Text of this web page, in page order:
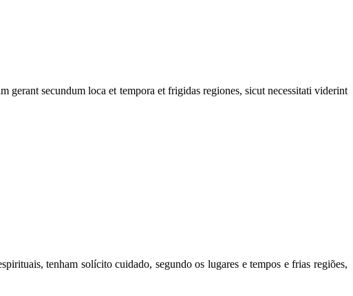
secundum loca et tempora et frigidas regiones, sicut necessitati viderint
tenham solícito cuidado, segundo os lugares e tempos e frias regiões,